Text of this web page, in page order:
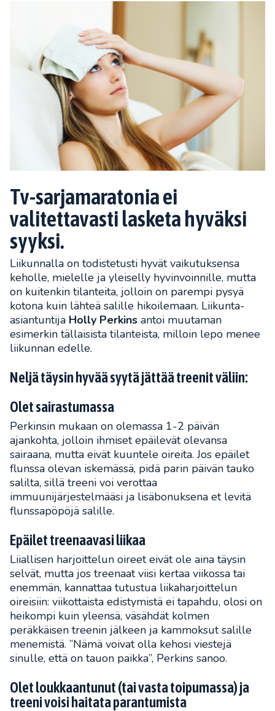
Tv-sarjamaratonia ei
valitettavasti lasketa hyväksi
syyksi.
Liikunnalla on todistetusti hyvät vaikutuksensa
keholle, mielelle ja yleiselly hyvinvoinnille, mutta
on kuitenkin tilanteita, jolloin on parempi pysyä
kotona kuin lähteä salille hikoilemaan. Liikunta-
asiantuntija Holly Perkins antoi muutaman
esimerkin tällaisista tilanteista, milloin lepo menee
liikunnan edelle.
Neljä täysin hyvää syytä jättää treenit väliin:
Olet sairastumassa
Perkinsin mukaan on olemassa 1-2 päivän
ajankohta, jolloin ihmiset epäilevät olevansa
sairaana, mutta eivät kuuntele oireita. Jos epäilet
flunssa olevan iskemässä, pidä parin päivän tauko
salilta, sillä treeni voi verottaa
immuunijärjestelmääsi ja lisäbonuksena et levitä
flunssapöpöjä salille.
Epäilet treenaavasi liikaa
Liiallisen harjoittelun oireet eivät ole aina täysin
selvät, mutta jos treenaat viisi kertaa viikossa tai
enemmän, kannattaa tutustua liikaharjoittelun
oireisiin: viikottaista edistymistä ei tapahdu, olosi on
heikompi kuin yleensä, väsähdät kolmen
peräkkäisen treenin jälkeen ja kammoksut salille
menemistä. ”Nämä voivat olla kehosi viestejä
sinulle, että on tauon paikka”, Perkins sanoo.
Olet loukkaantunut (tai vasta toipumassa) ja
treeni voisi haitata parantumista